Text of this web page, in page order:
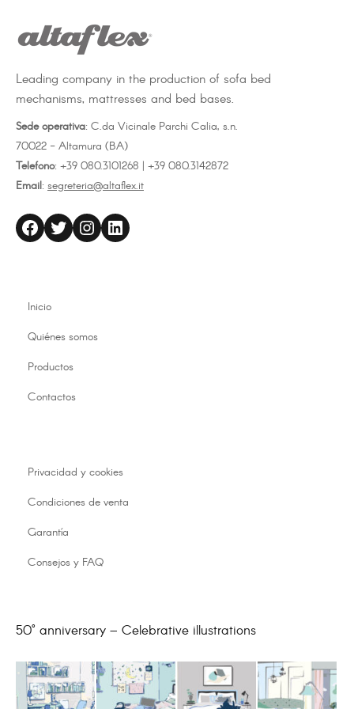
Homologada Clase 1M
Revestimiento protector: jersey de mezcla
de algodón no extraíble
Bolsa con asa. Paquete de 6 uds.
Almohada memory No Flame para contratos
exceso de calor y humedad.
Fibra ignífuga
80 x 50 cm
Homologada Clase 1M
Revestimiento protector: poliéster ignífugo
Leading company in the production of sofa bed
mechanisms, mattresses and bed bases.
Sede operativa: C.da Vicinale Parchi Calia, s.n.
70022 - Altamura (BA)
Telefono: +39 080.3101268 | +39 080.3142872
Email: segreteria@altaflex.it
altaflex Twitter Instagram LinkedIn
Inicio
Quiénes somos
Productos
Contactos
Privacidad y cookies
Condiciones de venta
Garantía
Consejos y FAQ
50° anniversary – Celebrative illustrations